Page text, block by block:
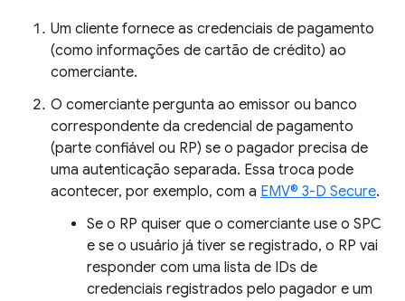
Um cliente fornece as credenciais de pagamento
(como informações de cartão de crédito) ao
comerciante.
O comerciante pergunta ao emissor ou banco
correspondente da credencial de pagamento
(parte confiável ou RP) se o pagador precisa de
uma autenticação separada. Essa troca pode
acontecer, por exemplo, com a EMV® 3-D Secure.
Se o RP quiser que o comerciante use o SPC
e se o usuário já tiver se registrado, o RP vai
responder com uma lista de IDs de
credenciais registrados pelo pagador e um